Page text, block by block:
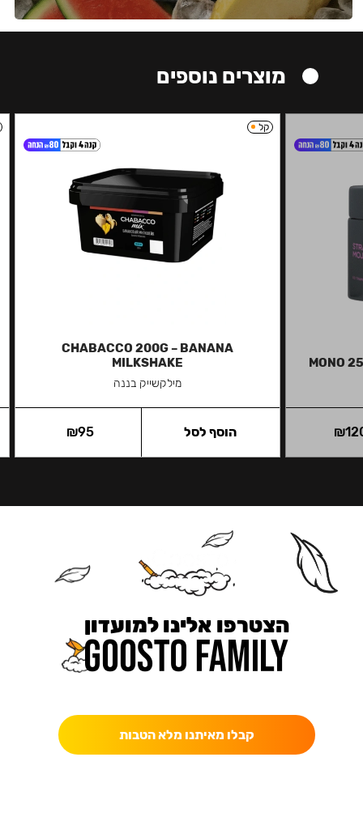
מוצרים נוספים
MONO
₪
קל
CHABACCO 200G – BANANA
MILKSHAKE
מילקשייק בננה
₪95 הוסף לסל
הצטרפו אלינו למועדון
קבלו מאיתנו מלא הטבות